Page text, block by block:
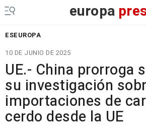
europa
ESEUROPA
10 DE JUNIO DE 2025
UE.- China prorroga
su investigación
importaciones de
cerdo desde la UE